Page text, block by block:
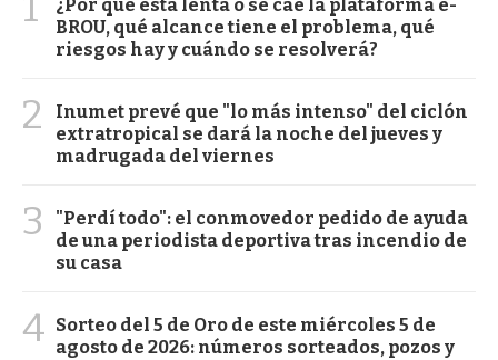
¿Por qué está lenta o se cae la plataforma e-
BROU, qué alcance tiene el problema, qué
riesgos hay y cuándo se resolverá?
2
Inumet prevé que "lo más intenso" del ciclón
extratropical se dará la noche del jueves y
madrugada del viernes
3
"Perdí todo": el conmovedor pedido de ayuda
de una periodista deportiva tras incendio de
su casa
4 Sorteo del 5 de Oro de este miércoles 5 de
agosto de 2026: números sorteados, pozos y